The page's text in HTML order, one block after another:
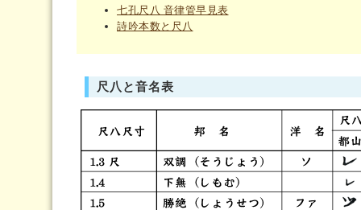
七孔尺八 音律管早見表
詩吟本数と尺八
尺八と音名表